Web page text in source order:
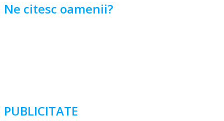
Ne citesc oamenii?
PUBLICITATE